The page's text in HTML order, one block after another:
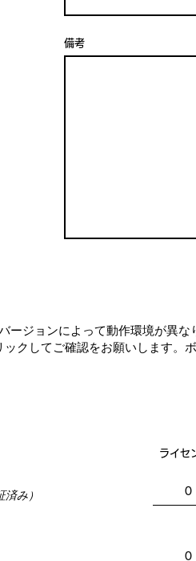
備考
ージョンによって動作環境が異な
クしてご確認をお願いします。​
済み）
ライセ